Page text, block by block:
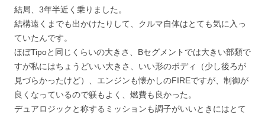
結局、3年半近く乗りました。
結構遠くまでも出かけたりして、クルマ自体はとても気に入っ
ていたんです。
ほぼTipoと同じくらいの大きさ、Bセグメントでは大きい部類で
すが私にはちょうどいい大きさ、いい形のボディ（少し後ろが
見づらかったけど）、エンジンも懐かしのFIREですが、制御が
良くなっているので躾もよく、燃費も良かった。
デュアロジックと称するミッションも調子がいいときにはとて